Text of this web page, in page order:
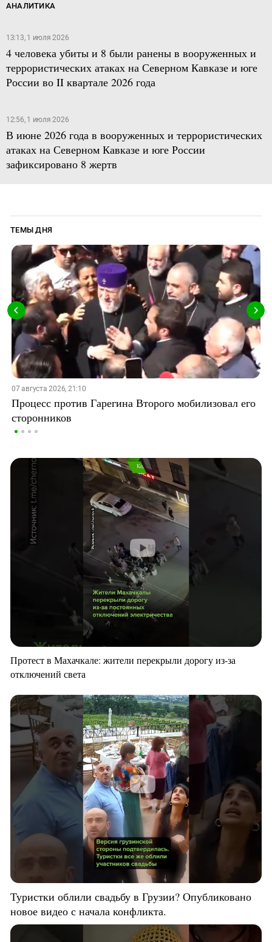
АНАЛИТИКА
13:13, 1 июля 2026
4 человека убиты и 8 были ранены в вооруженных и
террористических атаках на Северном Кавказе и юге
России во II квартале 2026 года
12:56, 1 июля 2026
В июне 2026 года в вооруженных и террористических
атаках на Северном Кавказе и юге России
зафиксировано 8 жертв
ТЕМЫ ДНЯ
07 августа 2026, 21:10
Процесс против Гарегина Второго мобилизовал его
сторонников
Протест в Махачкале: жители перекрыли дорогу из-за
отключений света
Туристки облили свадьбу в Грузии? Опубликовано
новое видео с начала конфликта.